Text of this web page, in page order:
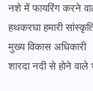
नशे में फायरिंग करने
हथकरघा हमारी
मुख्य विकास अधिकारी
शारदा नदी से होने